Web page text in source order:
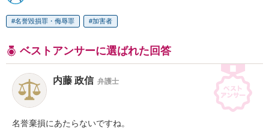
名誉毀損罪・侮辱罪 加害者
ベストアンサーに選ばれた回答
内藤 政信 弁護士
名誉棄損にあたらないですね。